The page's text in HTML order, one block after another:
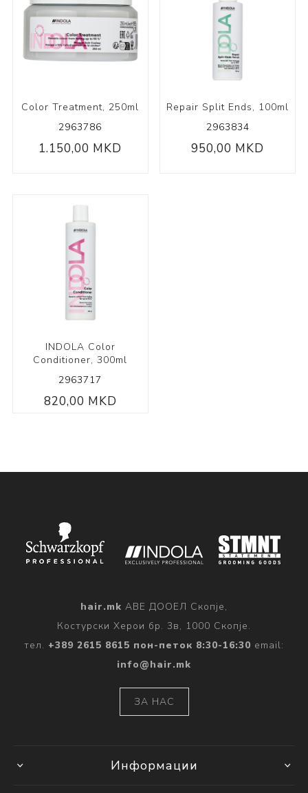
Color Treatment, 250ml
2963786
1.150,00 MKD
Repair Split Ends, 100ml
2963834
950,00 MKD
INDOLA Color
Conditioner, 300ml
2963717
820,00 MKD
hair.mk АВЕ ДООЕЛ Скопје,
Костурски Херои бр. 3в, 1000 Скопје.
тел. +389 2615 8615 пон-петок 8:30-16:30 email:
info@hair.mk
ЗА НАС
Информации